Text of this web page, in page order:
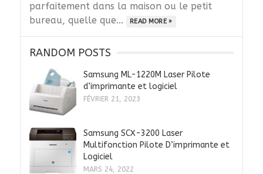
parfaitement dans la maison ou le petit
bureau, quelle que...
READ MORE »
RANDOM POSTS
Samsung ML-1220M Laser Pilote
d’imprimante et logiciel
FÉVRIER 21, 2023
Samsung SCX-3200 Laser
Multifonction Pilote D’imprimante et
Logiciel
MARS 24, 2022